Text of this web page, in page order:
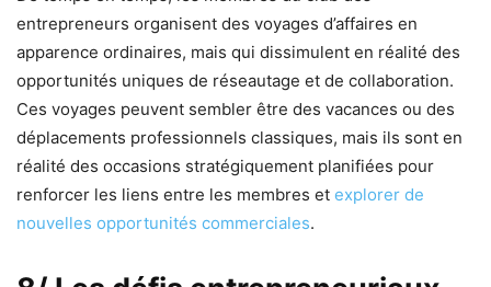
entrepreneurs organisent des voyages d’affaires en
apparence ordinaires, mais qui dissimulent en réalité des
opportunités uniques de réseautage et de collaboration.
Ces voyages peuvent sembler être des vacances ou des
déplacements professionnels classiques, mais ils sont en
réalité des occasions stratégiquement planifiées pour
renforcer les liens entre les membres et explorer de
nouvelles opportunités commerciales.